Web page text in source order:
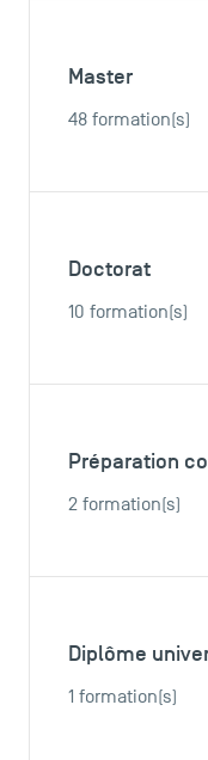
Master
48 formation(s)
Doctorat
10 formation(s)
Préparation
2 formation(s)
Diplôme
1 formation(s)